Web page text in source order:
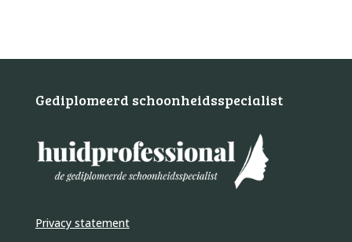
Gediplomeerd schoonheidsspecialist
Privacy statement